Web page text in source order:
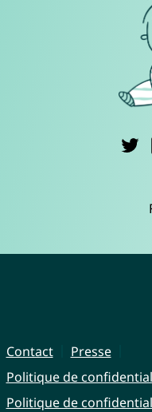
Contact
Presse
Politique de
Politique de